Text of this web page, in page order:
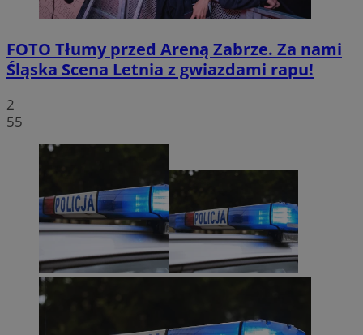
FOTO Tłumy przed Areną Zabrze. Za nami
Śląska Scena Letnia z gwiazdami rapu!
2
55